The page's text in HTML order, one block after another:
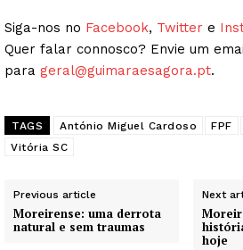
Siga-nos no Facebook, Twitter e
Quer falar connosco? Envie um
para geral@guimaraesagora.pt.
TAGS António Miguel Cardoso FPF
Vitória SC
Previous article
Moreirense: uma derrota
natural e sem traumas
Next
hoje